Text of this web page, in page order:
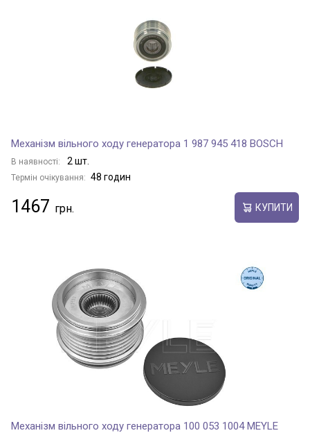
Механізм вільного ходу генератора 1 987 945 418 BOSCH
В наявності: 2 шт.
Термін очікування: 48 годин
1467 КУПИТИ
Механізм вільного ходу генератора 100 053 1004 MEYLE